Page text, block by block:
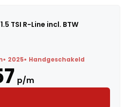
TSI R-Line incl. BTW
2025 Handgeschakeld
p/m